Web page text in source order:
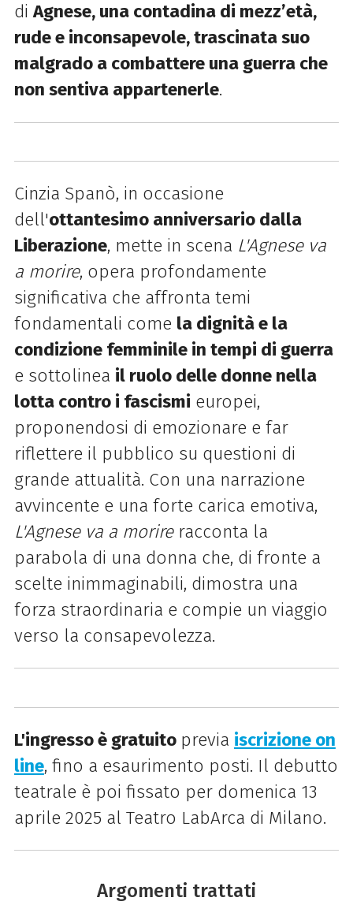
diAgnese, una contadina di mezz’età,
rude e inconsapevole, trascinata suo
malgrado a combattere una guerra che
non sentiva appartenerle.
Cinzia Spanò, in occasione
dell'ottantesimo anniversario dalla
Liberazione, mette in scena L'Agnese va
a morire, opera profondamente
significativa che affronta temi
fondamentali come la dignità e la
condizione femminile in tempi di guerra
e sottolinea il ruolo delle donne nella
lotta contro i fascismi europei,
proponendosi di emozionare e far
riflettere il pubblico su questioni di
grande attualità. Con una narrazione
avvincente e una forte carica emotiva,
L'Agnese va a morireracconta la
parabola di una donna che, di fronte a
scelte inimmaginabili, dimostra una
forza straordinaria e compie un viaggio
verso la consapevolezza.
L'ingresso è gratuito previa iscrizione on
line, fino a esaurimento posti. Il debutto
teatrale è poi fissato per domenica 13
aprile 2025 al Teatro LabArca di Milano.
Argomenti trattati